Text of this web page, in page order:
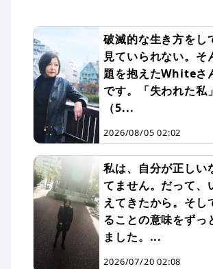
破滅的な生き方をし
見ていられない。そ
題を抱えたWhiteさ
です。「失われた私
（5...
2026/08/05 02:02
私は、自分が正しい
てません。だって、
えてきたから。そし
ることの意味をずっ
ました。...
2026/07/20 02:08